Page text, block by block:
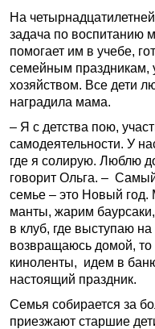
На
задача по воспитанию
помогает им в учебе,
семейным праздникам,
хозяйством. Все дети
наградила мама.
– Я с детства пою,
самодеятельности. У
где я солирую. Люблю
говорит Ольга. –
семье – это Новый
манты, жарим
в клуб, где выступаю
возвращаюсь домой,
киноленты, идем в
настоящий праздник.
Семья собирается за
приезжают старшие